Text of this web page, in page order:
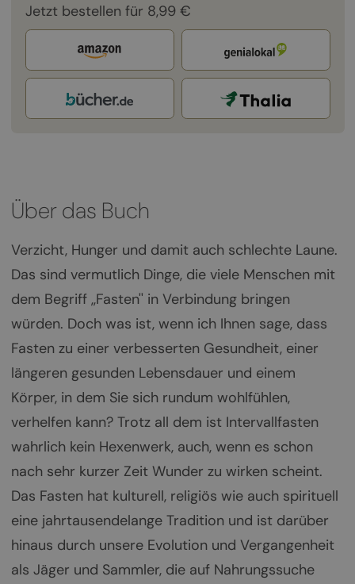
Jetzt bestellen für 8,99 €
Über das Buch
Verzicht, Hunger und damit auch schlechte Laune.
Das sind vermutlich Dinge, die viele Menschen mit
dem Begriff ,,Fasten'' in Verbindung bringen
würden. Doch was ist, wenn ich Ihnen sage, dass
Fasten zu einer verbesserten Gesundheit, einer
längeren gesunden Lebensdauer und einem
Körper, in dem Sie sich rundum wohlfühlen,
verhelfen kann? Trotz all dem ist Intervallfasten
wahrlich kein Hexenwerk, auch, wenn es schon
nach sehr kurzer Zeit Wunder zu wirken scheint.
Das Fasten hat kulturell, religiös wie auch spirituell
eine jahrtausendelange Tradition und ist darüber
hinaus durch unsere Evolution und Vergangenheit
als Jäger und Sammler, die auf Nahrungssuche